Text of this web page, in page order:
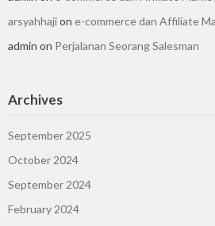
arsyahhajion e-commerce dan Affiliate
admin on Perjalanan Seorang Salesman
Archives
September 2025
October 2024
September 2024
February 2024